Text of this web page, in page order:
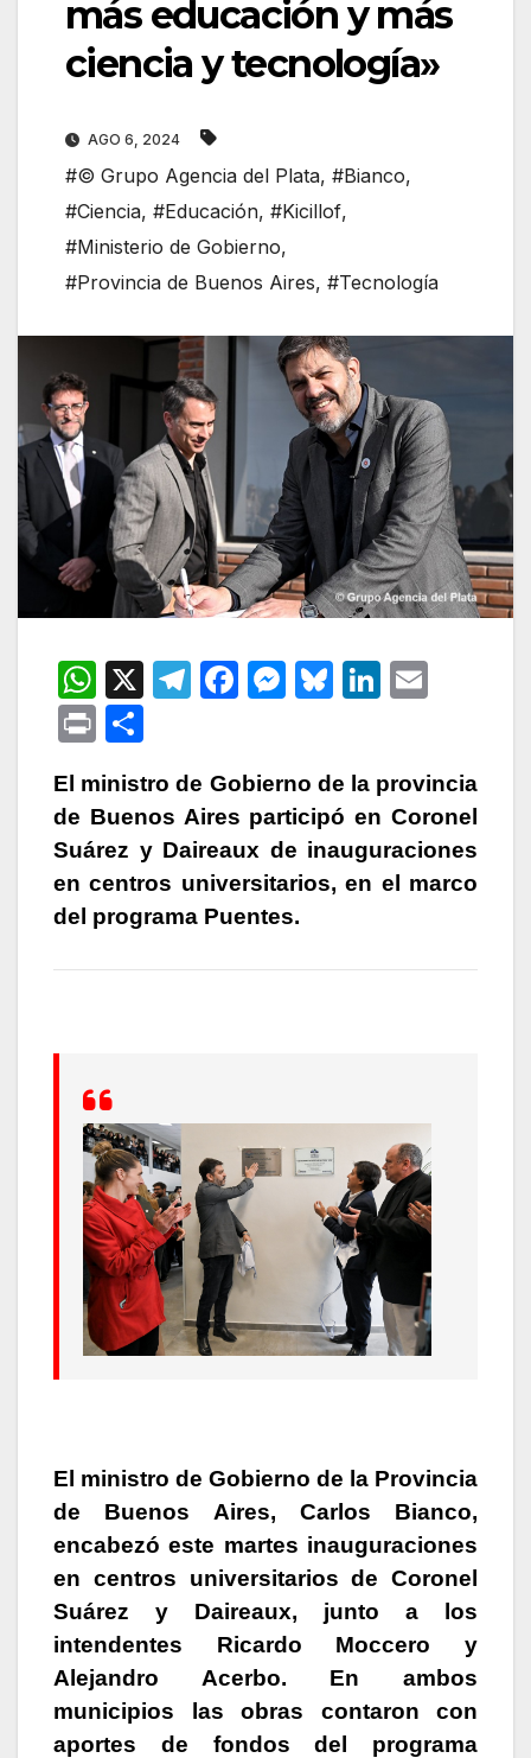
más educación y más
ciencia y tecnología»
AGO 6, 2024
#© Grupo Agencia del Plata, #Bianco,
#Ciencia, #Educación, #Kicillof,
#Ministerio de Gobierno,
#Provincia de Buenos Aires, #Tecnología
W
h
at
s
A
p
p
X
T
gr
a
m
F
e
b
o
o
M
s
e
n
g
Bl
s
k
y
Li
e
dI
n
P
nt m
p
ar
tir
El ministro de Gobierno de la provincia
de Buenos Aires participó en Coronel
Suárez y Daireaux de inauguraciones
en centros universitarios, en el marco
del programa Puentes.
El ministro de Gobierno de la Provincia
de Buenos Aires, Carlos Bianco,
encabezó este martes inauguraciones
en centros universitarios de Coronel
Suárez y Daireaux, junto a los
intendentes Ricardo Moccero y
Alejandro Acerbo. En ambos
municipios las obras contaron con
aportes de fondos del programa